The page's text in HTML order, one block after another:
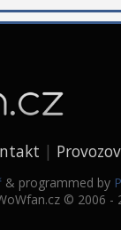
& programmed by
© 2006 -